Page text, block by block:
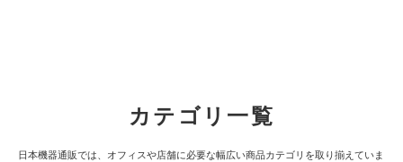
カテゴリ一覧
日本機器通販では、オフィスや店舗に必要な幅広い商品カテゴリを取り揃えていま